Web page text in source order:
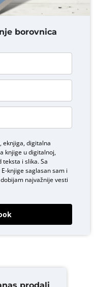
borovnica
eknjiga, digitalna
knjige u digitalnoj,
i slika. Sa
knjigesaglasan sam i
najvažnije vesti